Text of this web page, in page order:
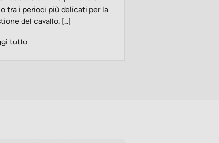
tra i periodi più delicati per la
del cavallo. [...]
tutto